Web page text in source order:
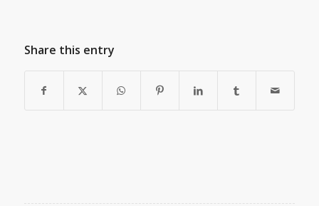
Share this entry